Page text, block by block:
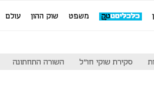
משפט שוק ההון עולם
סקירת שוקי חו"ל השורה התחתונה